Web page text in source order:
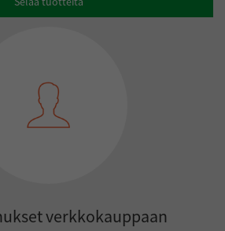
verkkokauppaan